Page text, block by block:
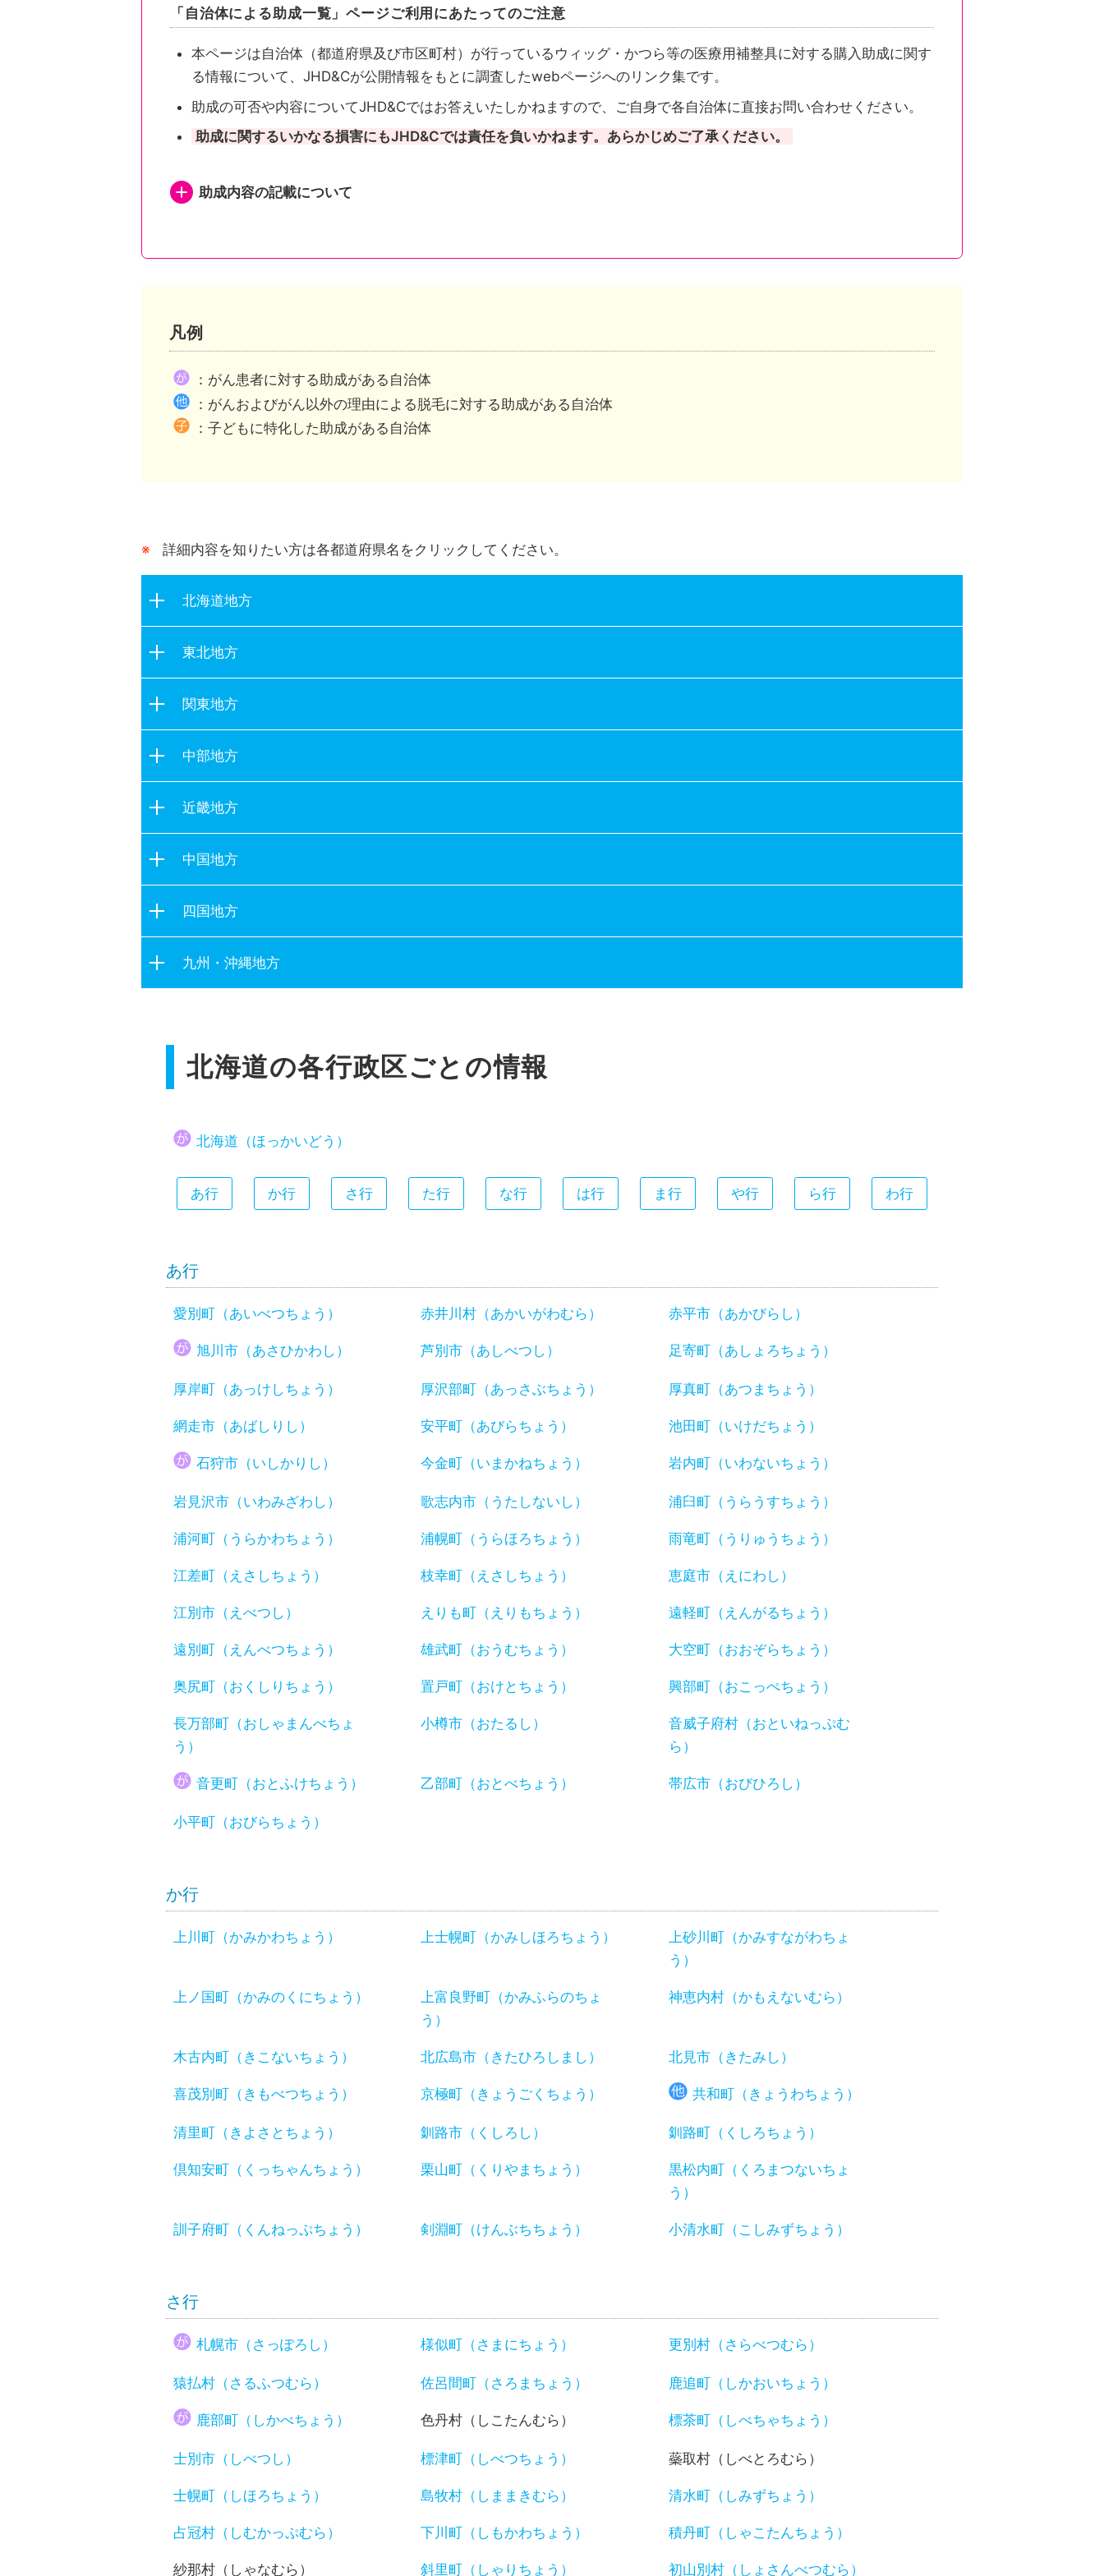
「自治体による助成一覧」ページご利用にあたってのご注意
本ページは自治体（都道府県及び市区町村）が行っているウィッグ・かつら等の医療用補整具に対する購入助成に関す
る情報について、JHD&Cが公開情報をもとに調査したwebページへのリンク集です。
助成の可否や内容についてJHD&Cではお答えいたしかねますので、ご自身で各自治体に直接お問い合わせください。
助成に関するいかなる損害にもJHD&Cでは責任を負いかねます。あらかじめご了承ください。
助成内容の記載について
都道府県が行う助成との併用可、不可は市区町村によって異なります。
凡例
：がん患者に対する助成がある自治体
：がんおよびがん以外の理由による脱毛に対する助成がある自治体
：子どもに特化した助成がある自治体
詳細内容を知りたい方は各都道府県名をクリックしてください。
北海道地方
北海道
東北地方
青森県
宮城県
秋田県
山形県
福島県
関東地方
茨城県
群馬県
埼玉県
千葉県
東京都
神奈川県
中部地方
新潟県
石川県
福井県
山梨県
長野県
岐阜県
三重県
近畿地方
滋賀県
大阪府
兵庫県
奈良県
和歌山県
中国地方
鳥取県
岡山県
広島県
四国地方
九州・沖縄地方
長崎県
宮崎県
鹿児島県
沖縄県
北海道の各行政区ごとの情報
北海道（ほっかいどう）
あ行 か行 さ行 た行 な行 は行 ま行 や行 ら行 わ行
あ行
愛別町（あいべつちょう） 赤井川村（あかいがわむら） 赤平市（あかびらし）
旭川市（あさひかわし） 芦別市（あしべつし） 足寄町（あしょろちょう）
厚岸町（あっけしちょう） 厚沢部町（あっさぶちょう） 厚真町（あつまちょう）
網走市（あばしりし） 安平町（あびらちょう） 池田町（いけだちょう）
石狩市（いしかりし） 今金町（いまかねちょう） 岩内町（いわないちょう）
岩見沢市（いわみざわし） 歌志内市（うたしないし） 浦臼町（うらうすちょう）
浦河町（うらかわちょう） 浦幌町（うらほろちょう） 雨竜町（うりゅうちょう）
江差町（えさしちょう） 枝幸町（えさしちょう） 恵庭市（えにわし）
江別市（えべつし） えりも町（えりもちょう） 遠軽町（えんがるちょう）
遠別町（えんべつちょう） 雄武町（おうむちょう） 大空町（おおぞらちょう）
奥尻町（おくしりちょう） 置戸町（おけとちょう） 興部町（おこっぺちょう）
長万部町（おしゃまんべちょ
う）
小樽市（おたるし）
音威子府村（おといねっぷむ
ら）
音更町（おとふけちょう） 乙部町（おとべちょう） 帯広市（おびひろし）
小平町（おびらちょう）
か行
上川町（かみかわちょう） 上士幌町（かみしほろちょう）
上砂川町（かみすながわちょ
う）
上ノ国町（かみのくにちょう）
上富良野町（かみふらのちょ
う）
神恵内村（かもえないむら）
木古内町（きこないちょう） 北広島市（きたひろしまし） 北見市（きたみし）
喜茂別町（きもべつちょう） 京極町（きょうごくちょう） 共和町（きょうわちょう）
清里町（きよさとちょう） 釧路市（くしろし） 釧路町（くしろちょう）
倶知安町（くっちゃんちょう） 栗山町（くりやまちょう）
黒松内町（くろまつないちょ
う）
訓子府町（くんねっぷちょう） 剣淵町（けんぶちちょう） 小清水町（こしみずちょう）
さ行
札幌市（さっぽろし） 様似町（さまにちょう） 更別村（さらべつむら）
猿払村（さるふつむら） 佐呂間町（さろまちょう） 鹿追町（しかおいちょう）
鹿部町（しかべちょう） 色丹村（しこたんむら） 標茶町（しべちゃちょう）
士別市（しべつし） 標津町（しべつちょう） 蘂取村（しべとろむら）
士幌町（しほろちょう） 島牧村（しままきむら） 清水町（しみずちょう）
占冠村（しむかっぷむら） 下川町（しもかわちょう） 積丹町（しゃこたんちょう）
紗那村（しゃなむら） 斜里町（しゃりちょう） 初山別村（しょさんべつむら）